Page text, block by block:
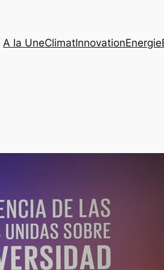
A la UneClimatInnovationEnergie